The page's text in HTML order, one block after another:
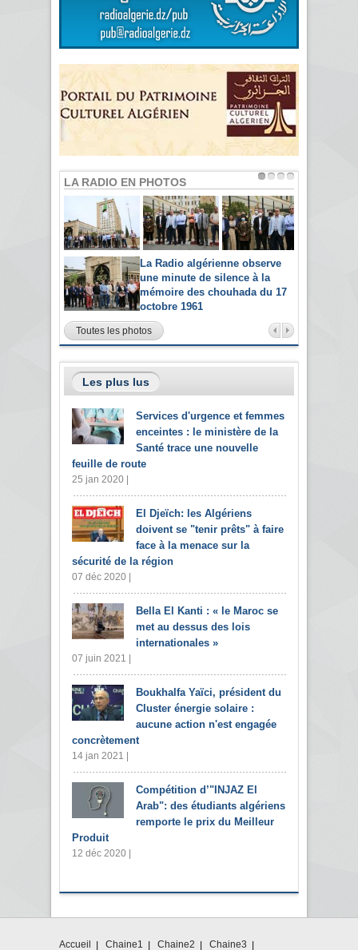
LA RADIO EN PHOTOS
La Radio algérienne observe
une minute de silence à la
mémoire des chouhada du 17
octobre 1961
Toutes les photos
Les plus lus
Services d'urgence et femmes
enceintes : le ministère de la
Santé trace une nouvelle
feuille de route
25 jan 2020 |
El Djeïch: les Algériens
doivent se "tenir prêts" à faire
face à la menace sur la
sécurité de la région
07 déc 2020 |
Bella El Kanti : « le Maroc se
met au dessus des lois
internationales »
07 juin 2021 |
Boukhalfa Yaïci, président du
Cluster énergie solaire :
aucune action n'est engagée
concrètement
14 jan 2021 |
Compétition d’"INJAZ El
Arab": des étudiants algériens
remporte le prix du Meilleur
Produit
12 déc 2020 |
Accueil Chaine1 Chaine2 Chaine3